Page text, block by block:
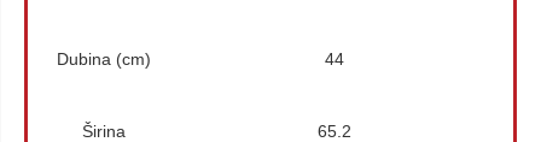
Dubina (cm) 44
Širina
65.2